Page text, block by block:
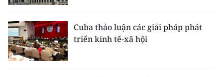
Cuba thảo luận các giải pháp phát
triển kinh tế-xã hội